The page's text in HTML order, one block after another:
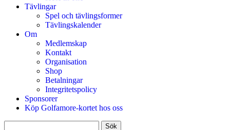
Tävlingar
Spel och tävlingsformer
Tävlingskalender
Om
Medlemskap
Kontakt
Organisation
Shop
Betalningar
Integritetspolicy
Sponsorer
Köp Golfamore-kortet hos oss